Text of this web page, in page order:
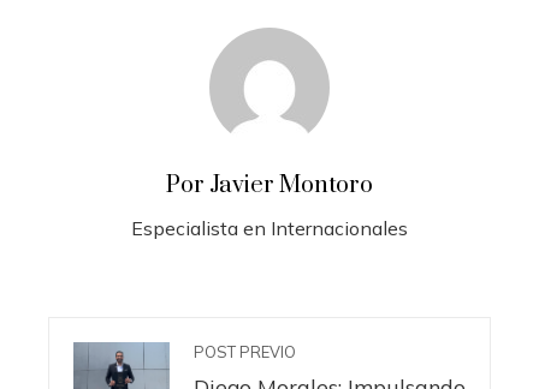
Por Javier Montoro
Especialista en Internacionales
POST PREVIO